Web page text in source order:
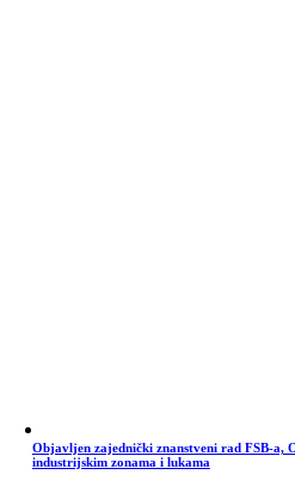
Objavljen zajednički znanstveni rad FSB-a,
industrijskim zonama i lukama